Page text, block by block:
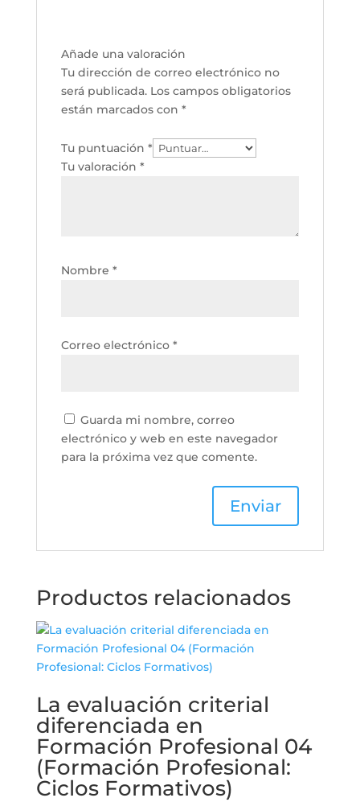
Añade una valoración
Tu dirección de correo electrónico no
será publicada. Los campos obligatorios
están marcados con *
Tu puntuación *
Tu valoración *
Nombre *
Correo electrónico *
Guarda mi nombre, correo
electrónico y web en este navegador
para la próxima vez que comente.
Productos relacionados
La evaluación criterial
diferenciada en
Formación Profesional 04
(Formación Profesional:
Ciclos Formativos)